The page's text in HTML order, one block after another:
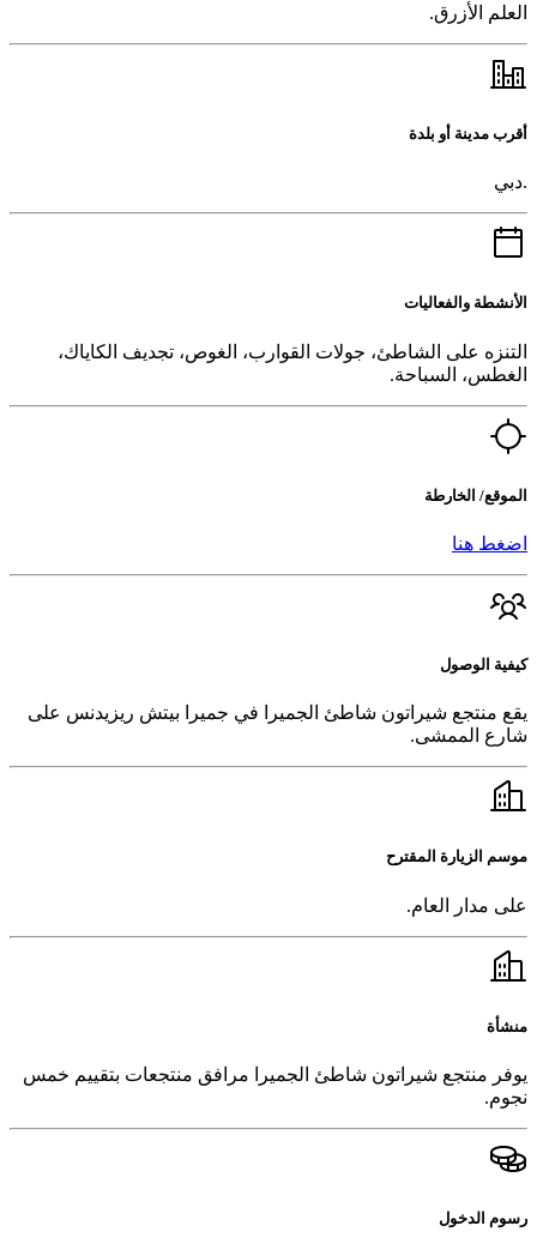
العلم الأزرق.
أقرب مدينة أو بلدة
.دبي
الأنشطة والفعاليات
التنزه على الشاطئ، جولات القوارب، الغوص، تجديف الكاياك،
الغطس، السباحة.
الموقع/ الخارطة
اضغط هنا
كيفية الوصول
يقع منتجع شيراتون شاطئ الجميرا في جميرا بيتش ريزيدنس على
شارع الممشى.
موسم الزيارة المقترح
على مدار العام.
منشأة
يوفر منتجع شيراتون شاطئ الجميرا مرافق منتجعات بتقييم خمس
نجوم.
رسوم الدخول